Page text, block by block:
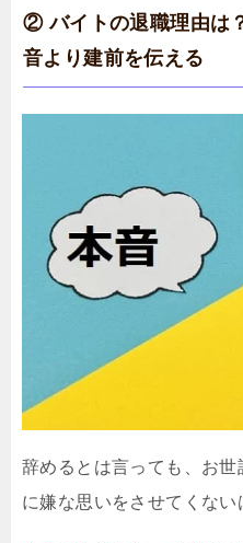
② バイトの退職理由は
音より建前を伝える
辞めるとは言っても、お
に嫌な思いをさせてくない